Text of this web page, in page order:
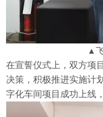
▲
在宣誓仪式上，双方项
决策，积极推进实施计
字化车间项目成功上线